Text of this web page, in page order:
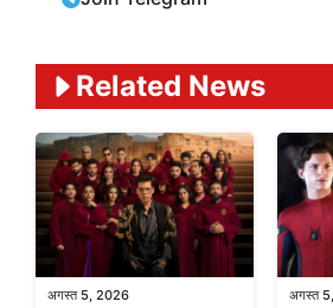
Related News
अगस्त 5, 2026 अगस्त